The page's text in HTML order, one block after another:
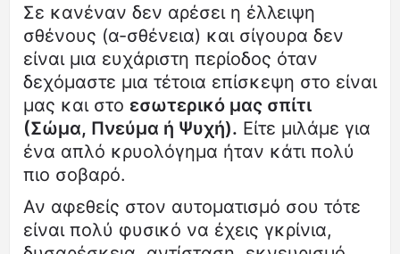
Σε κανέναν δεν αρέσει η έλλειψη
σθένους (α-σθένεια) και σίγουρα δεν
είναι μια ευχάριστη περίοδος όταν
δεχόμαστε μια τέτοια επίσκεψη στο είναι
μας και στο εσωτερικό μας σπίτι
(Σώμα, Πνεύμα ή Ψυχή). Είτε μιλάμε για
ένα απλό κρυολόγημα ήταν κάτι πολύ
πιο σοβαρό.
Αν αφεθείς στον αυτοματισμό σου τότε
είναι πολύ φυσικό να έχεις γκρίνια,